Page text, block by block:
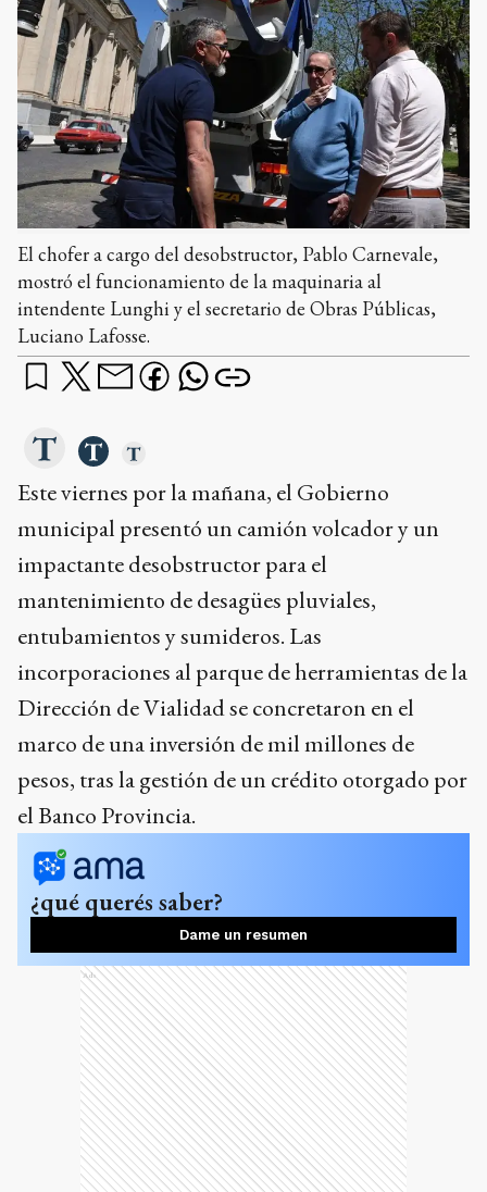
El chofer a cargo del desobstructor, Pablo Carnevale,
mostró el funcionamiento de la maquinaria al
intendente Lunghi y el secretario de Obras Públicas,
Luciano Lafosse.
Este viernes por la mañana, el Gobierno
municipal presentó un camión volcador y un
impactante desobstructor para el
mantenimiento de desagües pluviales,
entubamientos y sumideros. Las
incorporaciones al parque de herramientas de la
Dirección de Vialidad se concretaron en el
marco de una inversión de mil millones de
pesos, tras la gestión de un crédito otorgado por
el Banco Provincia.
¿qué querés saber?
Dame un resumen
Ads